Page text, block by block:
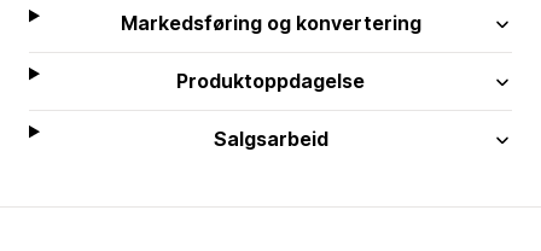
Markedsføring og konvertering
Produktoppdagelse
Salgsarbeid